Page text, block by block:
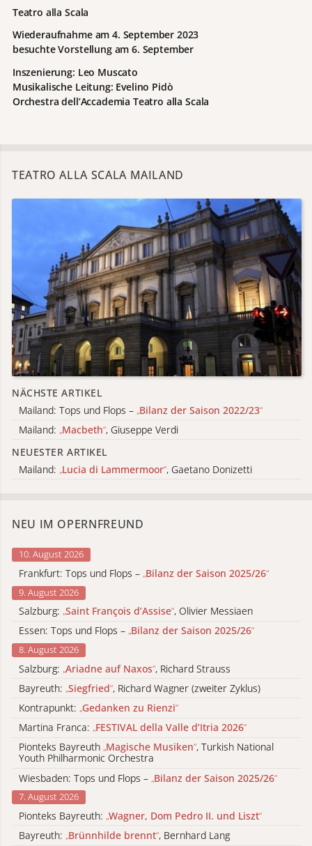
Teatro alla Scala
Wiederaufnahme am 4. September 2023
besuchte Vorstellung am 6. September
Inszenierung: Leo Muscato
Musikalische Leitung: Evelino Pidò
Orchestra dell’Accademia Teatro alla Scala
TEATRO ALLA SCALA MAILAND
NÄCHSTE ARTIKEL
Mailand: Tops und Flops – „Bilanz der Saison 2022/23“
Mailand: „Macbeth“, Giuseppe Verdi
NEUESTER ARTIKEL
Mailand: „Lucia di Lammermoor“, Gaetano Donizetti
NEU IM OPERNFREUND
10. August 2026
Frankfurt: Tops und Flops – „Bilanz der Saison 2025/26“
9. August 2026
Salzburg: „Saint François d’Assise“, Olivier Messiaen
Essen: Tops und Flops – „Bilanz der Saison 2025/26“
8. August 2026
Salzburg: „Ariadne auf Naxos“, Richard Strauss
Bayreuth: „Siegfried“, Richard Wagner (zweiter Zyklus)
Kontrapunkt: „Gedanken zu Rienzi“
Martina Franca: „FESTIVAL della Valle d’Itria 2026“
Pionteks Bayreuth „Magische Musiken“, Turkish National
Youth Philharmonic Orchestra
Wiesbaden: Tops und Flops – „Bilanz der Saison 2025/26“
7. August 2026
Pionteks Bayreuth: „Wagner, Dom Pedro II. und Liszt“
Bayreuth: „Brünnhilde brennt“, Bernhard Lang